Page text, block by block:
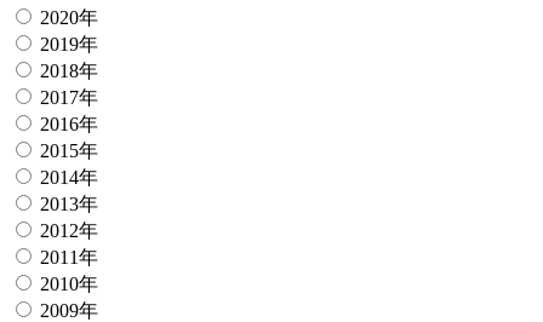
2020年
2019年
2018年
2017年
2016年
2015年
2014年
2013年
2012年
2011年
2010年
2009年